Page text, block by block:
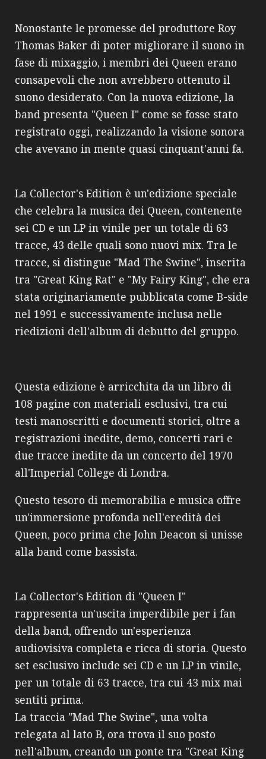
Nonostante le promesse del produttore Roy
Thomas Baker di poter migliorare il suono in
fase di mixaggio, i membri dei Queen erano
consapevoli che non avrebbero ottenuto il
suono desiderato. Con la nuova edizione, la
band presenta "Queen I" come se fosse stato
registrato oggi, realizzando la visione sonora
che avevano in mente quasi cinquant'anni fa.
La Collector's Edition è un'edizione speciale
che celebra la musica dei Queen, contenente
sei CD e un LP in vinile per un totale di 63
tracce, 43 delle quali sono nuovi mix. Tra le
tracce, si distingue "Mad The Swine", inserita
tra "Great King Rat" e "My Fairy King", che era
stata originariamente pubblicata come B-side
nel 1991 e successivamente inclusa nelle
riedizioni dell'album di debutto del gruppo.
Questa edizione è arricchita da un libro di
108 pagine con materiali esclusivi, tra cui
testi manoscritti e documenti storici, oltre a
registrazioni inedite, demo, concerti rari e
due tracce inedite da un concerto del 1970
all'Imperial College di Londra.
Questo tesoro di memorabilia e musica offre
un'immersione profonda nell'eredità dei
Queen, poco prima che John Deacon si unisse
alla band come bassista.
La Collector's Edition di "Queen I"
rappresenta un'uscita imperdibile per i fan
della band, offrendo un'esperienza
audiovisiva completa e ricca di storia. Questo
set esclusivo include sei CD e un LP in vinile,
per un totale di 63 tracce, tra cui 43 mix mai
sentiti prima.
La traccia "Mad The Swine", una volta
relegata al lato B, ora trova il suo posto
nell'album, creando un ponte tra "Great King